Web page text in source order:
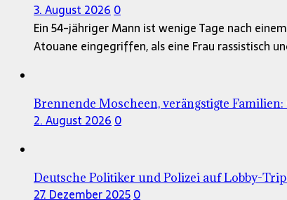
3. August 20260
Ein 54-jähriger Mann ist wenige Tage nach
Atouane eingegriffen, als eine Frau rassistisch
Brennende Moscheen, verängstigte
2. August 20260
Deutsche Politiker und Polizei auf Lobby-
27. Dezember 20250